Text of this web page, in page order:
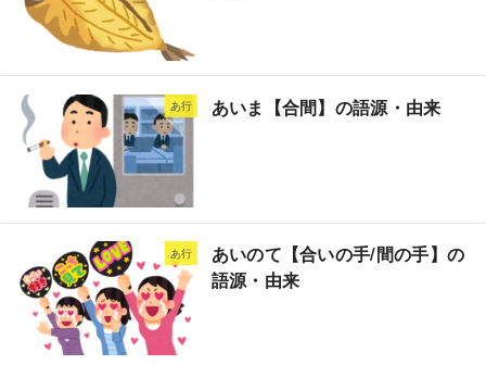
あ行 あいま【合間】の語源・由来
あ行
あいのて【合いの手/間の手】の
語源・由来